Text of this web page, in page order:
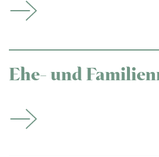
Ehe- und